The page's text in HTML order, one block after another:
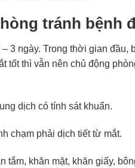
tránh bệnh
3 ngày. Trong thời gian
tốt thì vẫn nên chủ động
dịch có tính sát khuẩn.
chạm phải dịch tiết từ mắt.
khăn mặt, khăn giấy,